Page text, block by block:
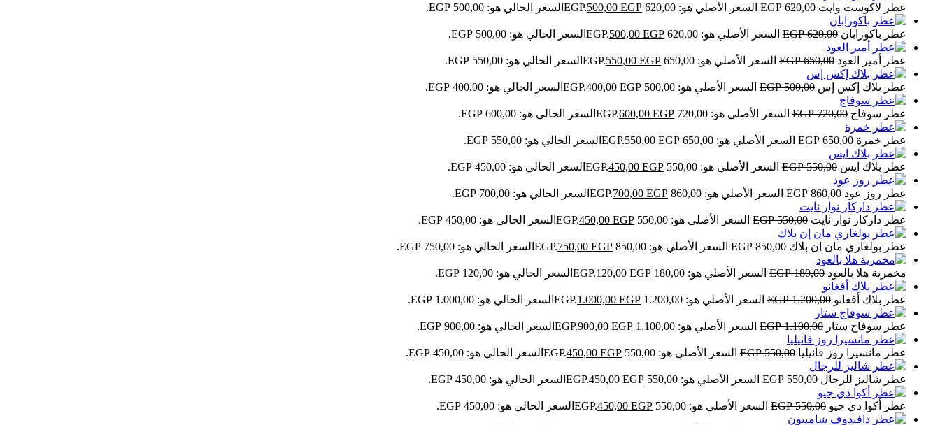
عطر لاكوست وايت 620,00
EGP السعر الأصلي هو: 620,00 EGP. 500,00 EGP السعر الحالي هو: 500,00 EGP.
عطر باكورابان 620,00
EGP السعر الأصلي هو: 620,00 EGP. 500,00 EGP السعر الحالي هو: 500,00 EGP.
عطر أمير العود 650,00
EGP السعر الأصلي هو: 650,00 EGP. 550,00 EGP السعر الحالي هو: 550,00 EGP.
عطر بلاك إكس إس 500,00
EGP السعر الأصلي هو: 500,00 EGP. 400,00 EGP السعر الحالي هو: 400,00 EGP.
عطر سوفاج 720,00
EGP السعر الأصلي هو: 720,00 EGP. 600,00 EGP السعر الحالي هو: 600,00 EGP.
عطر خمرة 650,00
EGP السعر الأصلي هو: 650,00 EGP. 550,00 EGP السعر الحالي هو: 550,00 EGP.
عطر بلاك ايس 550,00
EGP السعر الأصلي هو: 550,00 EGP. 450,00 EGP السعر الحالي هو: 450,00 EGP.
عطر روز عود 860,00
EGP السعر الأصلي هو: 860,00 EGP. 700,00 EGP السعر الحالي هو: 700,00 EGP.
عطر داركار نوار نايت 550,00
EGP السعر الأصلي هو: 550,00 EGP. 450,00 EGP السعر الحالي هو: 450,00 EGP.
عطر بولغاري مان إن بلاك 850,00
EGP السعر الأصلي هو: 850,00 EGP. 750,00 EGP السعر الحالي هو: 750,00 EGP.
مخمرية هلا بالعود 180,00
EGP السعر الأصلي هو: 180,00 EGP. 120,00 EGP السعر الحالي هو: 120,00 EGP.
عطر بلاك أفغانو 1.200,00
EGP السعر الأصلي هو: 1.200,00 EGP. 1.000,00 EGP السعر الحالي هو: 1.000,00 EGP.
عطر سوفاج ستار 1.100,00
EGP السعر الأصلي هو: 1.100,00 EGP. 900,00 EGP السعر الحالي هو: 900,00 EGP.
عطر مانسيرا روز فانيليا 550,00
EGP السعر الأصلي هو: 550,00 EGP. 450,00 EGP السعر الحالي هو: 450,00 EGP.
عطر شاليز للرجال 550,00
EGP السعر الأصلي هو: 550,00 EGP. 450,00 EGP السعر الحالي هو: 450,00 EGP.
عطر أكوا دي جيو 550,00
EGP السعر الأصلي هو: 550,00 EGP. 450,00 EGP السعر الحالي هو: 450,00 EGP.